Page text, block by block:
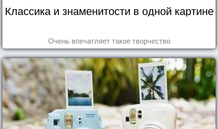
Классика и знаменитости в одной картине
Очень впечатляет такое творчество